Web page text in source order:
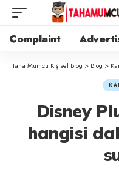
Complaint
Taha Mumcu Kişisel Blog > Blog >
Disney
hangisi